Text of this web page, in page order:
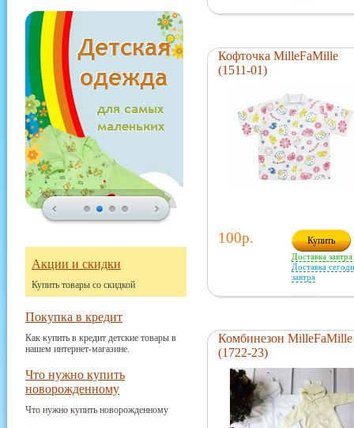
Акции и скидки
Купить товары со скидкой
Покупка в кредит
Как купить в кредит детские товары в
нашем интернет-магазине.
Что нужно купить
новорожденному
Что нужно купить новорожденному
Кофточка MilleFaMille
(1511-01)
100р. Купить
Доставка завтра
Доставка
завтра
Комбинезон MilleFaMille
(1722-23)